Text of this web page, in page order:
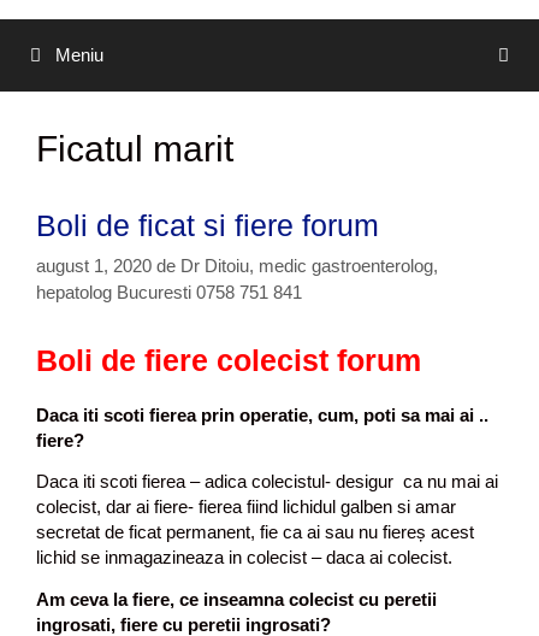
Meniu
Ficatul marit
Boli de ficat si fiere forum
august 1, 2020 de Dr Ditoiu, medic gastroenterolog,
hepatolog Bucuresti 0758 751 841
Boli de fiere colecist forum
Daca iti scoti fierea prin operatie, cum, poti sa mai ai ..
fiere?
Daca iti scoti fierea – adica colecistul- desigur ca nu mai ai
colecist, dar ai fiere- fierea fiind lichidul galben si amar
secretat de ficat permanent, fie ca ai sau nu fiereș acest
lichid se inmagazineaza in colecist – daca ai colecist.
Am ceva la fiere, ce inseamna colecist cu peretii
ingrosati, fiere cu peretii ingrosati?